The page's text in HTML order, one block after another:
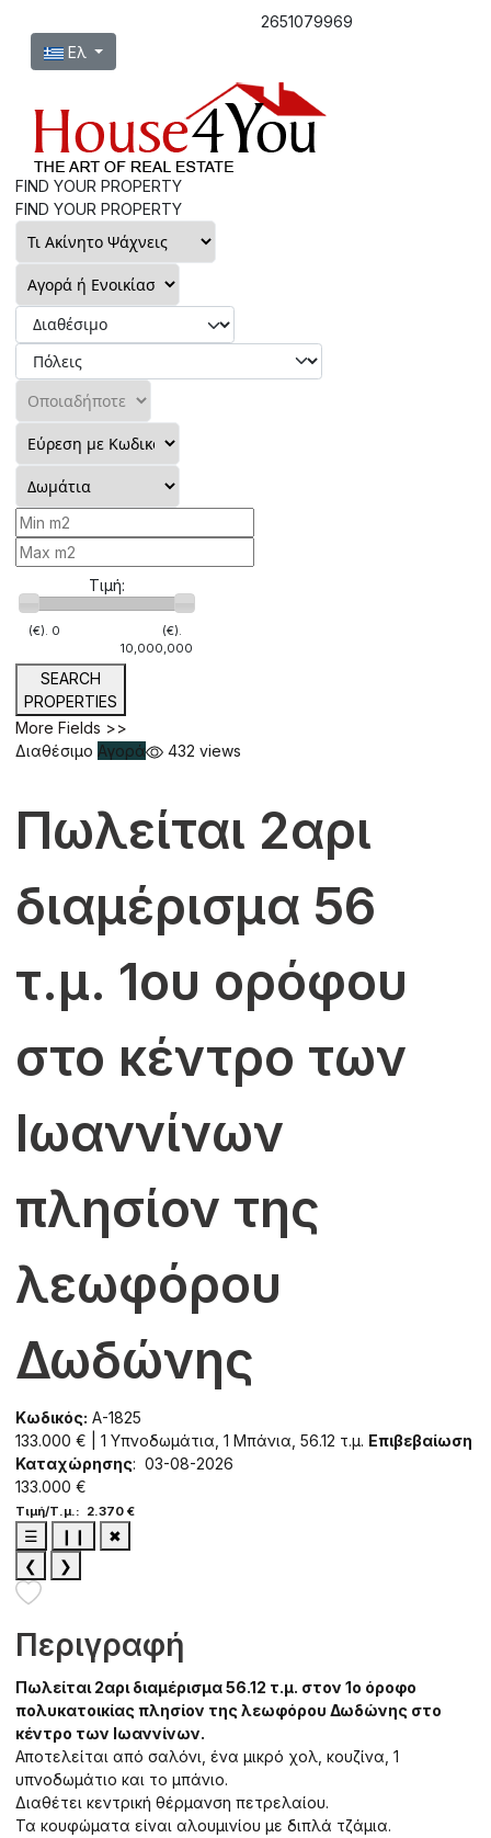
2651079969
Επιλέξτε τη γλώσσα σας
Ελ
FIND YOUR PROPERTY
FIND YOUR PROPERTY
Τιμή:
(€). 0
(€).
10,000,000
SEARCH
PROPERTIES
More Fields >>
Διαθέσιμο Αγορά 432 views
Πωλείται 2αρι
διαμέρισμα 56
τ.μ. 1ου ορόφου
στο κέντρο των
Ιωαννίνων
πλησίον της
λεωφόρου
Δωδώνης
Κωδικός: A-1825
133.000 € | 1 Υπνοδωμάτια, 1 Μπάνια, 56.12 τ.μ. Επιβεβαίωση
Καταχώρησης: 03-08-2026
133.000 €
Τιμή/Τ.μ.: 2.370 €
☰ ❙❙
✖
❮
❯
Περιγραφή
Πωλείται 2αρι διαμέρισμα 56.12 τ.μ. στον 1ο όροφο
πολυκατοικίας πλησίον της λεωφόρου Δωδώνης στο
κέντρο των Ιωαννίνων.
Αποτελείται από σαλόνι, ένα μικρό χολ, κουζίνα, 1
υπνοδωμάτιο και το μπάνιο.
Διαθέτει κεντρική θέρμανση πετρελαίου.
Τα κουφώματα είναι αλουμινίου με διπλά τζάμια.